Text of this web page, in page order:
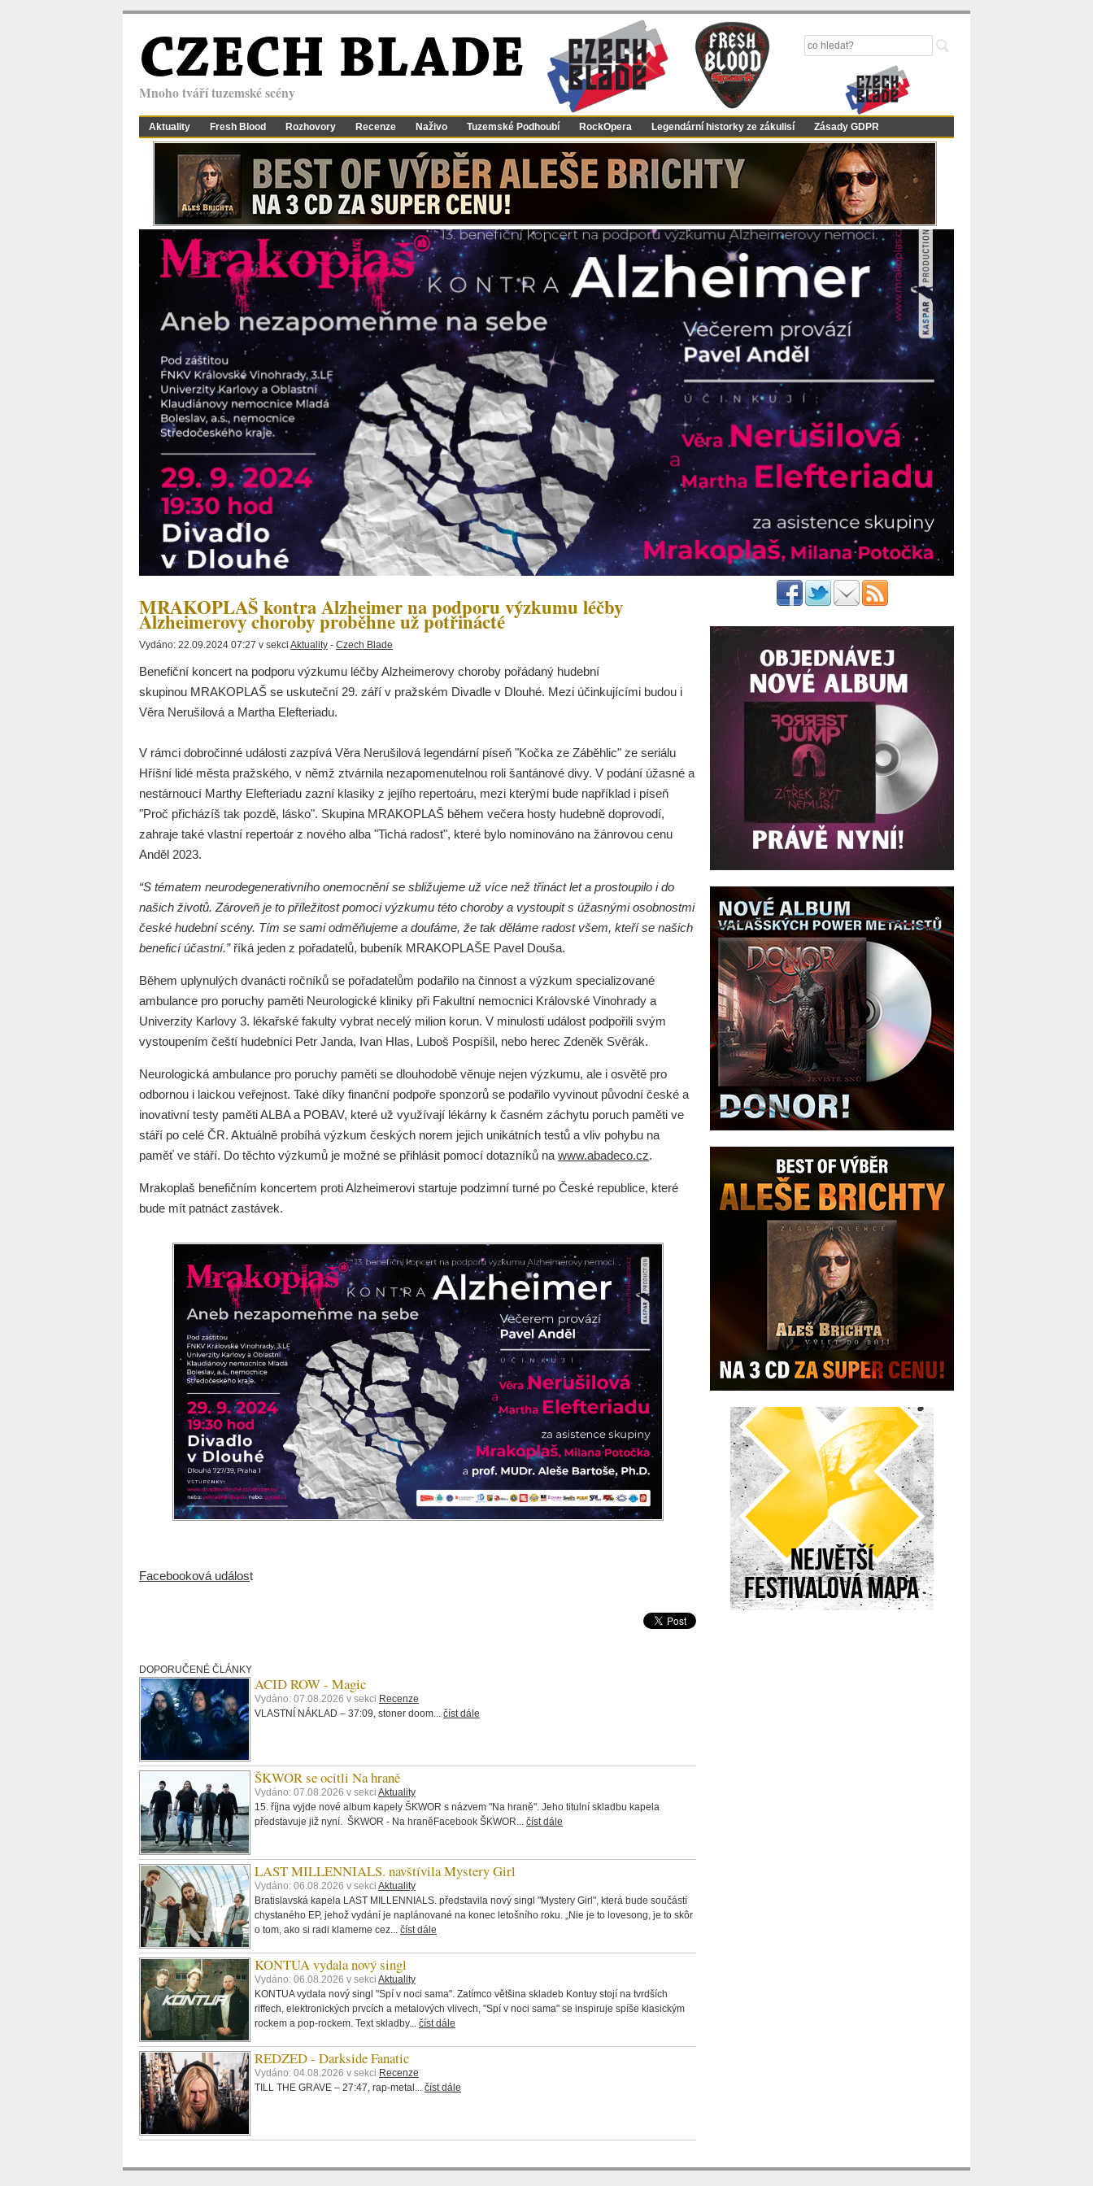
CZECH BLADE
Mnoho tváří tuzemské scény
Aktuality Fresh Blood Rozhovory Recenze Naživo Tuzemské Podhoubí RockOpera Legendární historky ze zákulisí Zásady GDPR
MRAKOPLAŠ kontra Alzheimer na podporu výzkumu léčby
Alzheimerovy choroby proběhne už potřinácté
Vydáno: 22.09.2024 07:27 v sekci Aktuality - Czech Blade
Benefiční koncert na podporu výzkumu léčby Alzheimerovy choroby pořádaný hudební
skupinou MRAKOPLAŠ se uskuteční 29. září v pražském Divadle v Dlouhé. Mezi účinkujícími budou i
Věra Nerušilová a Martha Elefteriadu.
V rámci dobročinné události zazpívá Věra Nerušilová legendární píseň "Kočka ze Záběhlic" ze seriálu
Hříšní lidé města pražského, v němž ztvárnila nezapomenutelnou roli šantánové divy. V podání úžasné a
nestárnoucí Marthy Elefteriadu zazní klasiky z jejího repertoáru, mezi kterými bude například i píseň
"Proč přicházíš tak pozdě, lásko". Skupina MRAKOPLAŠ během večera hosty hudebně doprovodí,
zahraje také vlastní repertoár z nového alba "Tichá radost", které bylo nominováno na žánrovou cenu
Anděl 2023.
“S tématem neurodegenerativního onemocnění se sbližujeme už více než třináct let a prostoupilo i do
našich životů. Zároveň je to příležitost pomoci výzkumu této choroby a vystoupit s úžasnými osobnostmi
české hudební scény. Tím se sami odměňujeme a doufáme, že tak děláme radost všem, kteří se našich
beneficí účastní.”říká jeden z pořadatelů, bubeník MRAKOPLAŠE Pavel Douša.
Během uplynulých dvanácti ročníků se pořadatelům podařilo na činnost a výzkum specializované
ambulance pro poruchy paměti Neurologické kliniky při Fakultní nemocnici Královské Vinohrady a
Univerzity Karlovy 3. lékařské fakulty vybrat necelý milion korun. V minulosti událost podpořili svým
vystoupením čeští hudebníci Petr Janda, Ivan Hlas, Luboš Pospíšil, nebo herec Zdeněk Svěrák.
Neurologická ambulance pro poruchy paměti se dlouhodobě věnuje nejen výzkumu, ale i osvětě pro
odbornou i laickou veřejnost. Také díky finanční podpoře sponzorů se podařilo vyvinout původní české a
inovativní testy paměti ALBA a POBAV, které už využívají lékárny k časném záchytu poruch paměti ve
stáří po celé ČR. Aktuálně probíhá výzkum českých norem jejich unikátních testů a vliv pohybu na
paměť ve stáří. Do těchto výzkumů je možné se přihlásit pomocí dotazníků na www.abadeco.cz.
Mrakoplaš benefičním koncertem proti Alzheimerovi startuje podzimní turné po České republice, které
bude mít patnáct zastávek.
Facebooková událost
DOPORUČENÉ ČLÁNKY
ACID ROW - Magic
Vydáno: 07.08.2026 v sekci Recenze
VLASTNÍ NÁKLAD – 37:09, stoner doom... číst dále
ŠKWOR se ocitli Na hraně
Vydáno: 07.08.2026 v sekci Aktuality
15. října vyjde nové album kapely ŠKWOR s názvem "Na hraně". Jeho titulní skladbu kapela
představuje již nyní. ŠKWOR - Na hraněFacebook ŠKWOR... číst dále
LAST MILLENNIALS. navštívila Mystery Girl
Vydáno: 06.08.2026 v sekci Aktuality
Bratislavská kapela LAST MILLENNIALS. představila nový singl "Mystery Girl", která bude součástí
chystaného EP, jehož vydání je naplánované na konec letošního roku. „Nie je to lovesong, je to skôr
o tom, ako si radi klameme cez... číst dále
KONTUA vydala nový singl
Vydáno: 06.08.2026 v sekci Aktuality
KONTUA vydala nový singl "Spí v noci sama". Zatímco většina skladeb Kontuy stojí na tvrdších
riffech, elektronických prvcích a metalových vlivech, "Spí v noci sama" se inspiruje spíše klasickým
rockem a pop-rockem. Text skladby... číst dále
REDZED - Darkside Fanatic
Vydáno: 04.08.2026 v sekci Recenze
TILL THE GRAVE – 27:47, rap-metal... číst dále